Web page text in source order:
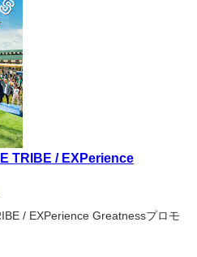
TRIBE / EXPerience
/ EXPerience Greatnessプロモ